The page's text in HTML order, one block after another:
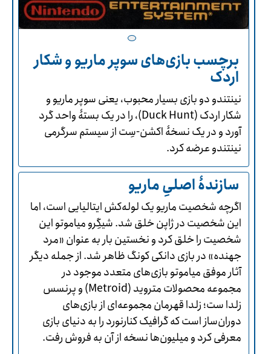
برچسب بازی‌های سوپر ماریو و شکار
اردک
نینتندو دو بازی بسیار محبوب، یعنی سوپر ماریو و
شکار اردک (Duck Hunt)، را در یک بستۀ واحد گرد
آورد و در یک نسخۀ اکشن-سِت از سیستم سرگرمی
نینتندو عرضه کرد.
سازندۀ اصلیِ ماریو
اگرچه شخصیت ماریو یک لوله‌کش ایتالیایی است، اما
این شخصیت در ژاپن خلق شد. شیگِرو میاموتو این
شخصیت را خلق کرد و نخستین بار به عنوان «مرد
جهنده» در بازی دانکی کونگ ظاهر شد. از جمله دیگر
آثار موفق میاموتو بازی‌های متعدد موجود در
مجموعه محصولات متروید (Metroid) و پرنسس
زلدا ست؛ زلدا قهرمان مجموعه‌ای از بازی‌های
دوران‌ساز است که گرافیک کنارنورد را به دنیای بازی
معرفی کرد و میلیون‌ها نسخه از آن به فروش رفت.